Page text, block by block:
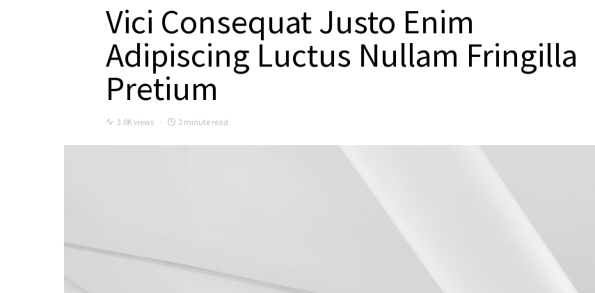
Vici Consequat Justo Enim
Adipiscing Luctus Nullam Fringilla
Pretium
3.0K views 2 minute read